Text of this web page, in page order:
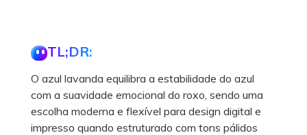
TL;DR:
O azul lavanda equilibra a estabilidade do azul
com a suavidade emocional do roxo, sendo uma
escolha moderna e flexível para design digital e
impresso quando estruturado com tons pálidos